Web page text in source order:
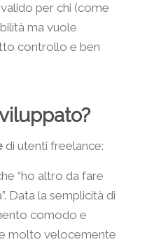
per chi (come
ma vuole
controllo e ben
di utenti freelance:
“ho altro da fare
Data la semplicità di
comodo e
molto velocemente